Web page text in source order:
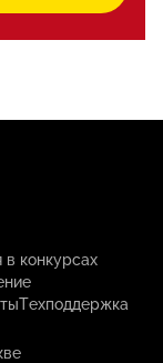
в конкурсах
Техподдержка